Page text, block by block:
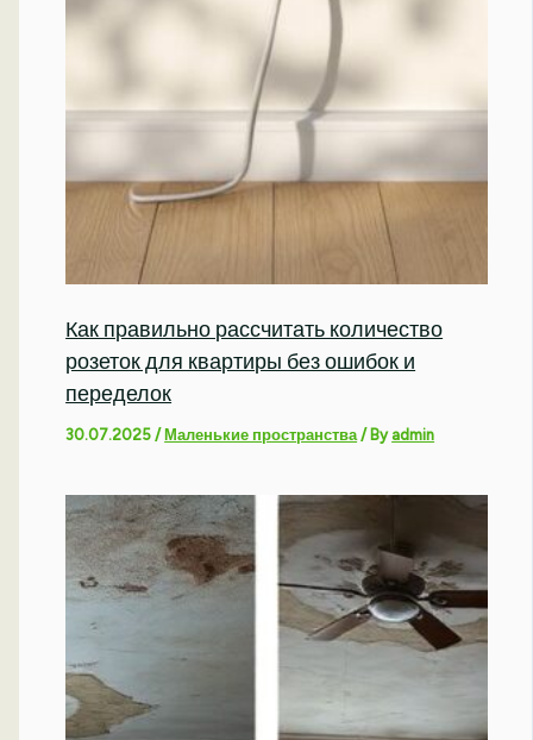
Как правильно рассчитать количество
розеток для квартиры без ошибок и
переделок
30.07.2025/ Маленькие пространства / Byadmin